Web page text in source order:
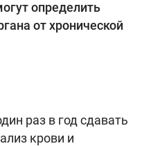
определить
от хронической
раз в год сдавать
крови и